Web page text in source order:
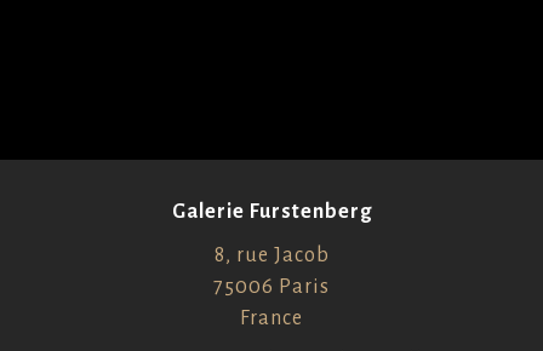
Galerie Furstenberg
8, rue Jacob
75006 Paris
France